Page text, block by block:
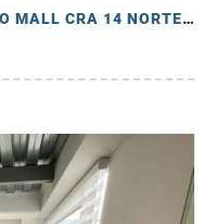
SE VENDE LOCAL EN PRIVILEGIO MALL CRA 14 NORTE DE ARMENIA